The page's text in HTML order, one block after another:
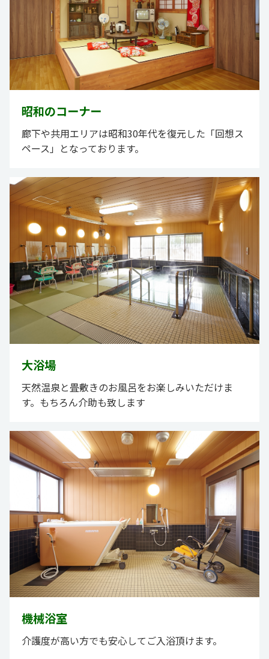
昭和のコーナー
廊下や共用エリアは昭和30年代を復元した「回想ス
ペース」となっております。
大浴場
天然温泉と畳敷きのお風呂をお楽しみいただけま
す。もちろん介助も致します
機械浴室
介護度が高い方でも安心してご入浴頂けます。